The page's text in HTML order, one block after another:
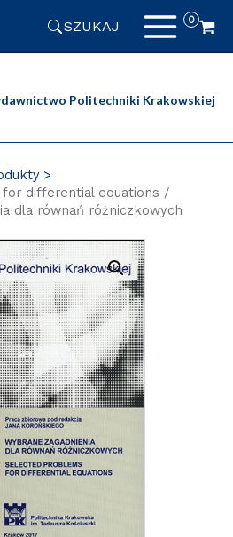
SZUKAJ
Politechniki Krakowskiej
differential equations /
dla równań różniczkowych